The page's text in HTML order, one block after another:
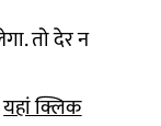
तो देर न
यहां क्लिक